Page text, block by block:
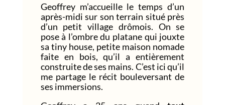
Geoffrey m’accueille le temps d’un
après-midi sur son terrain situé près
d’un petit village drômois. On se
pose à l’ombre du platane qui jouxte
sa tiny house, petite maison nomade
faite en bois, qu’il a entièrement
construite de ses mains. C’est ici qu’il
me partage le récit bouleversant de
ses immersions.